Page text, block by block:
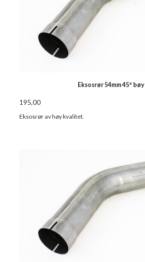
Eksosrør 54mm 45° bøy
195,00
Eksosrør av høy kvalitet.